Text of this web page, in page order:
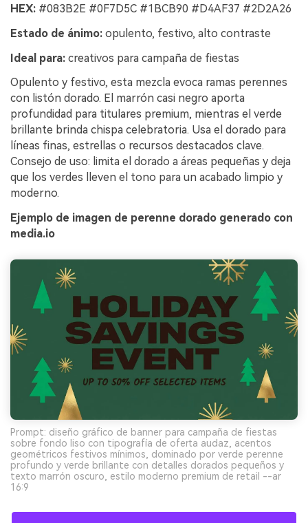
HEX: #083B2E #0F7D5C #1BCB90 #D4AF37 #2D2A26
Estado de ánimo: opulento, festivo, alto contraste
Ideal para: creativos para campaña de fiestas
Opulento y festivo, esta mezcla evoca ramas perennes
con listón dorado. El marrón casi negro aporta
profundidad para titulares premium, mientras el verde
brillante brinda chispa celebratoria. Usa el dorado para
líneas finas, estrellas o recursos destacados clave.
Consejo de uso: limita el dorado a áreas pequeñas y deja
que los verdes lleven el tono para un acabado limpio y
moderno.
Ejemplo de imagen de perenne dorado generado con
media.io
Prompt: diseño gráfico de banner para campaña de fiestas
sobre fondo liso con tipografía de oferta audaz, acentos
geométricos festivos mínimos, dominado por verde perenne
profundo y verde brillante con detalles dorados pequeños y
texto marrón oscuro, estilo moderno premium de retail --ar
16:9